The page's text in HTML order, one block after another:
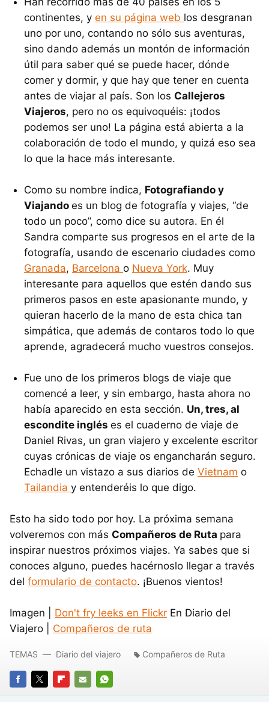
continentes, y en su página web los desgranan
uno por uno, contando no sólo sus aventuras,
sino dando además un montón de información
útil para saber qué se puede hacer, dónde
comer y dormir, y que hay que tener en cuenta
antes de viajar al país. Son los Callejeros
Viajeros, pero no os equivoquéis: ¡todos
podemos ser uno! La página está abierta a la
colaboración de todo el mundo, y quizá eso sea
lo que la hace más interesante.
Como su nombre indica, Fotografiando y
Viajando es un blog de fotografía y viajes, “de
todo un poco”, como dice su autora. En él
Sandra comparte sus progresos en el arte de la
fotografía, usando de escenario ciudades como
Granada, Barcelona o Nueva York. Muy
interesante para aquellos que estén dando sus
primeros pasos en este apasionante mundo, y
quieran hacerlo de la mano de esta chica tan
simpática, que además de contaros todo lo que
aprende, agradecerá mucho vuestros consejos.
Fue uno de los primeros blogs de viaje que
comencé a leer, y sin embargo, hasta ahora no
había aparecido en esta sección. Un, tres, al
escondite inglés es el cuaderno de viaje de
Daniel Rivas, un gran viajero y excelente escritor
cuyas crónicas de viaje os engancharán seguro.
Echadle un vistazo a sus diarios de Vietnam o
Tailandia y entenderéis lo que digo.
Esto ha sido todo por hoy. La próxima semana
volveremos con más Compañeros de Ruta para
inspirar nuestros próximos viajes. Ya sabes que si
conoces alguno, puedes hacérnoslo llegar a través
del formulario de contacto. ¡Buenos vientos!
Imagen | Don't fry leeks en Flickr En Diario del
Viajero | Compañeros de ruta
FACEBOOK
TWITTERFLIPBOARD
E-
WHATSAPP
TEMAS Diario del viajero Compañeros de Ruta